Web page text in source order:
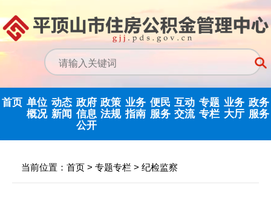
首页 单位
概况
中心领导
动态
新闻
行业新闻
政府
信息
公开
信息公开制度
政策
法规
国家政策法规
业务
指南
提取业务指南
便民
服务
利率公告
互动
交流
互动反馈
专题
专栏
纪检监察
业务
大厅
省政务
政务
服务
当前位置： 首页 > 专题专栏 > 纪检监察